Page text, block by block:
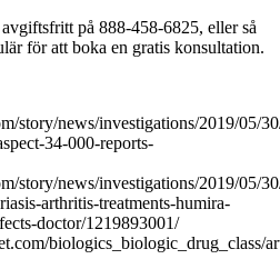
på 888-458-6825, eller så
för att boka en gratis konsultation.
story/news/investigations/2019/05/
34-000-reports-
story/news/investigations/2019/05/
arthritis-treatments-humira-
doctor/1219893001/
biologics_biologic_drug_class/